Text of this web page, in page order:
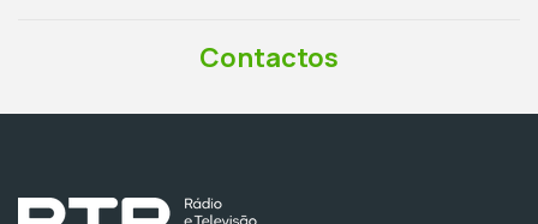
Contactos